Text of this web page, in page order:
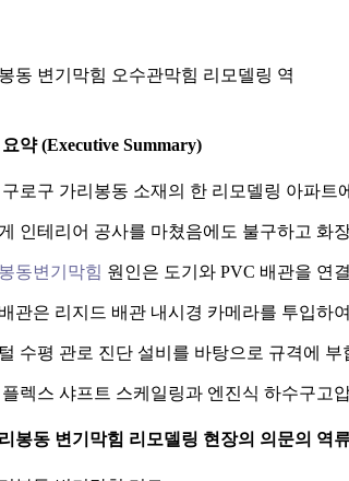
동 변기막힘 오수관막힘 리모델링 역
약 (Executive Summary)
로구 가리봉동 소재의 한 리모델링 아파트
인테리어 공사를 마쳤음에도 불구하고 화
동변기막힘 원인은 도기와 PVC 배관을 연
관은 리지드 배관 내시경 카메라를 투입하
수평 관로 진단 설비를 바탕으로 규격에
렉스 샤프트 스케일링과 엔진식 하수구고
봉동 변기막힘 리모델링 현장의 의문의 역